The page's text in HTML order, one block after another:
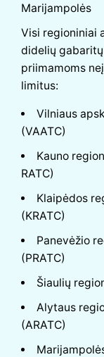
Marijampolės
Visi regioniniai
didelių gabaritų
priimamoms
limitus:
Vilniaus
(VAATC)
Kauno
RATC)
Klaipėdos
(KRATC)
Panevėžio
(PRATC)
Šiaulių
Alytaus
(ARATC)